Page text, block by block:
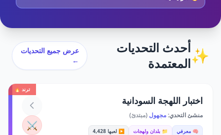
✨أحدث التحديات
المعتمدة
عرض جميع التحديات
←
ترند 🔥
اختبار اللهجة السودانية
منشئ التحدي:مجهول (مبتدئ)
🧠 معرفي 📁 بلدان ولهجات ▶️ لعبها 4,428 ⚔️